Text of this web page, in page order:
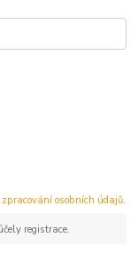
osobních údajů.
registrace.